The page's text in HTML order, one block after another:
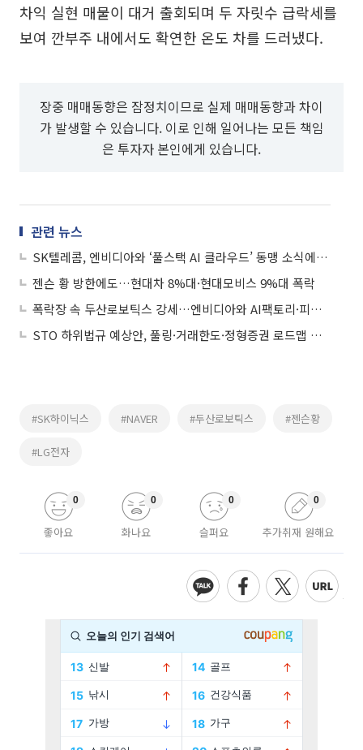
차익 실현 매물이 대거 출회되며 두 자릿수 급락세를
보여 깐부주 내에서도 확연한 온도 차를 드러냈다.
장중 매매동향은 잠정치이므로 실제 매매동향과 차이
가 발생할 수 있습니다. 이로 인해 일어나는 모든 책임
은 투자자 본인에게 있습니다.
관련 뉴스
SK텔레콤, 엔비디아와 ‘풀스택 AI 클라우드’ 동맹 소식에 강세
젠슨 황 방한에도…현대차 8%대·현대모비스 9%대 폭락
폭락장 속 두산로보틱스 강세…엔비디아와 AI팩토리·피지컬AI 전방위 협력
STO 하위법규 예상안, 풀링·거래한도·정형증권 로드맵 제시
#SK하이닉스 #NAVER #두산로보틱스 #젠슨황
#LG전자
좋아요
0
화나요
0
슬퍼요
0
추가취재 원해요
0